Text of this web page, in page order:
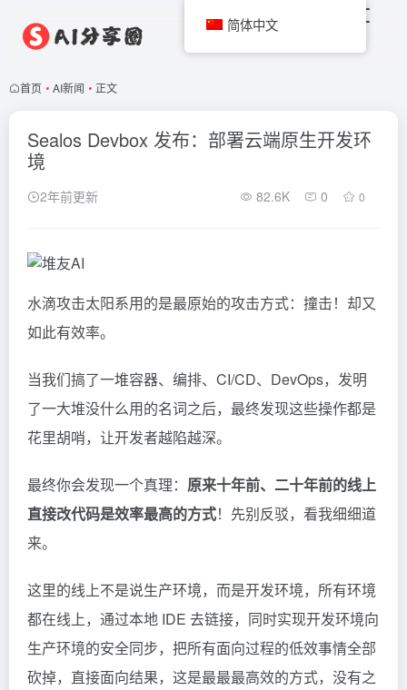
首页 • AI新闻 • 正文
Sealos Devbox 发布：部署云端原生开发环
境
2年前更新 82.6K 0 0
水滴攻击太阳系用的是最原始的攻击方式：撞击！却又
如此有效率。
当我们搞了一堆容器、编排、CI/CD、DevOps，发明
了一大堆没什么用的名词之后，最终发现这些操作都是
花里胡哨，让开发者越陷越深。
最终你会发现一个真理： 原来十年前、二十年前的线上
直接改代码是效率最高的方式！先别反驳，看我细细道
来。
这里的线上不是说生产环境，而是开发环境，所有环境
都在线上，通过本地 IDE 去链接，同时实现开发环境向
生产环境的安全同步，把所有面向过程的低效事情全部
砍掉，直接面向结果，这是最最最高效的方式，没有之
简体中文